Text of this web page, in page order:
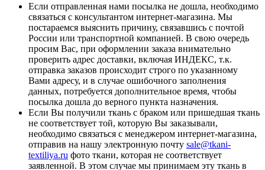
Если отправленная нами посылка не дошла, необходимо
связаться с консультантом интернет-магазина. Мы
постараемся выяснить причину, связавшись с почтой
России или транспортной компанией. В свою очередь
просим Вас, при оформлении заказа внимательно
проверить адрес доставки, включая ИНДЕКС, т.к.
отправка заказов происходит строго по указанному
Вами адресу, и в случае ошибочного заполнения
данных, потребуется дополнительное время, чтобы
посылка дошла до верного пункта назначения.
Если Вы получили ткань с браком или пришедшая ткань
не соответствует той, которую Вы заказывали,
необходимо связаться с менеджером интернет-магазина,
отправив на нашу электронную почту sale@tkani-
textiliya.ru фото ткани, которая не соответствует
заявленной. В этом случае мы принимаем эту ткань в